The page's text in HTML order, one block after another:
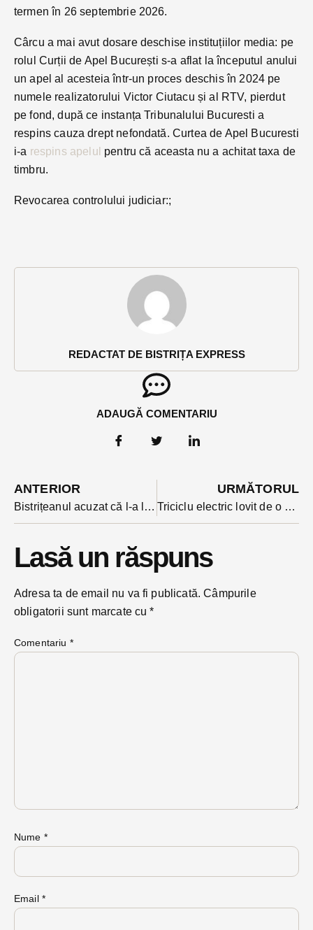
REDACTAT DE BISTRIȚA EXPRESS
ADAUGĂ COMENTARIU
termen în 26 septembrie 2026.
Cârcu a mai avut dosare deschise instituțiilor media: pe
rolul Curții de Apel București s-a aflat la începutul anului
un apel al acesteia într-un proces deschis în 2024 pe
numele realizatorului Victor Ciutacu și al RTV, pierdut
pe fond, după ce instanța Tribunalului Bucuresti a
respins cauza drept nefondată. Curtea de Apel Bucuresti
i-a respins apelul pentru că aceasta nu a achitat taxa de
timbru.
Revocarea controlului judiciar:;
ANTERIOR
Bistrițeanul acuzat că l-a lăsat fără criptomonedele de 700 de mii de dolari pe un cunoscut a fost reținut. Idem și complicele lui
URMĂTORUL
Triciclu electric lovit de o mașină la Sângeorz-Băi. Două persoane au ajuns la spital
Lasă un răspuns
Adresa ta de email nu va fi publicată. Câmpurile
obligatorii sunt marcate cu*
Comentariu *
Nume *
Email *